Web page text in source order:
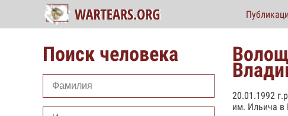
Поиск человека
20.01.1992
им. Ильича в